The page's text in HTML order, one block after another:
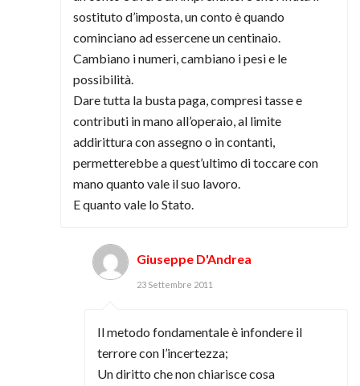
sostituto d’imposta, un conto è quando
cominciano ad essercene un centinaio.
Cambiano i numeri, cambiano i pesi e le
possibilità.
Dare tutta la busta paga, compresi tasse e
contributi in mano all’operaio, al limite
addirittura con assegno o in contanti,
permetterebbe a quest’ultimo di toccare con
mano quanto vale il suo lavoro.
E quanto vale lo Stato.
Giuseppe D'Andrea
23 Settembre 2011
Il metodo fondamentale è infondere il
terrore con l’incertezza;
Un diritto che non chiarisce cosa